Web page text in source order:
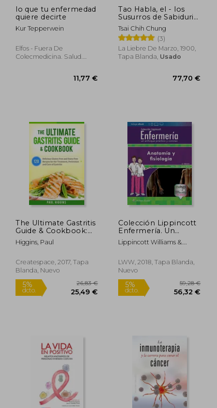
lo que tu enfermedad
quiere decirte
Kur Tepperwein
Elfos - Fuera De
Colecmedicina. Salud.
11,77 €
Tao Habla, el - los
Susurros de Sabiduria
de lao tze (Pequeño
Saltamontes)
Tsai Chih Chung
(3)
La Liebre De Marzo, 1900,
Tapa Blanda, Usado
The Ultimate Gastritis
Guide & Cookbook:
120 Delicious Gluten-
Free and Dairy-Free
Treatment,
Prevention and Cure
Higgins, Paul
Createspace, 2017, Tapa
Blanda, Nuevo
Colección Lippincott
Enfermería. Un
Enfoque Práctico Y
Conciso: Anatomía Y
Lippincott Williams &.
LWW, 2018, Tapa Blanda,
Nuevo